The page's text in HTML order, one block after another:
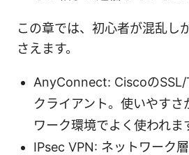
この章では、初心者が混乱し
さえます。
AnyConnect: CiscoのSSL/
クライアント。使いやすさ
ワーク環境でよく使われま
IPsec VPN: ネットワーク